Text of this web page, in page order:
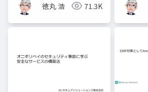
徳丸 浩 71.3K